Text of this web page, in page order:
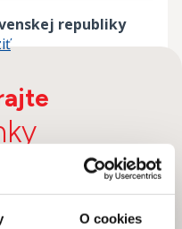
O cookies
republiky
newslettera
novinkách